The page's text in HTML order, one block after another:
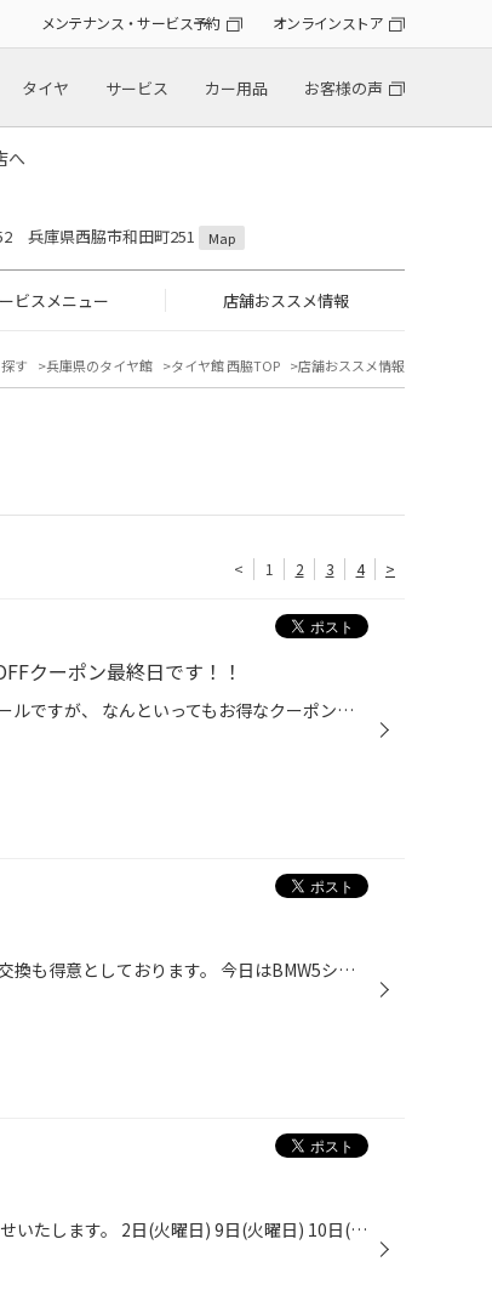
メンテナンス・サービス予約 オンラインストア
タイヤ サービス カー用品 お客様の声
へ
兵庫県西脇市和田町251 Map
ビスメニュー 店舗おススメ情報
す 兵庫県のタイヤ館 タイヤ館 西脇TOP 店舗おススメ情報
< 1 2 3 4 >
クーポン最終日です！！
タイヤ館西脇店で開催中のプレミアムセールですが、 なんといってもお得なクーポンがすごい！！ そして今日が最終日・・・最終日なんです！！！ 是非この機会にタイヤ館西脇店へご来店下さいね！！ プレミアム SALEお得なクーポンが当たるキャンペーン 開催中！ 応募者全員に、お得なクーポンをプレ...
当店タイヤ館西脇店では輸入車のタイヤ交換も得意としております。 今日はBMW5シリーズタイヤ交換です。 ランフラットタイヤはパンクしても一定の条件で近くの整備工場まで走行する事が 出来るタイヤです。 BMWの新車装着タイヤのご用意もできますし、今回のように ブリヂストンのランフラットタイ...
タイヤ館西脇店の11月のお休みをお知らせいたします。 2日(火曜日) 9日(火曜日) 10日(水曜日） 16日(火曜日) 17日(水曜日） 24日(水曜日） 30日(火曜日) 以上となりますのでご来店時はご注意くださいね。 タイヤ館 西脇 電話. 0795-22-5090 まずはお問い合わせだけでも！お気軽にお電話ください！